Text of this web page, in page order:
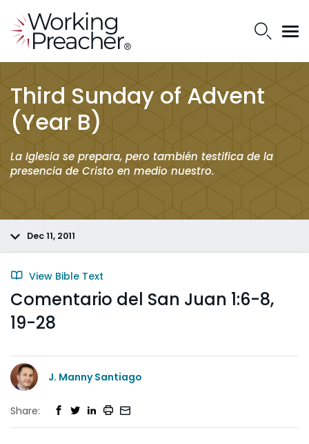
Third Sunday of Advent
(Year B)
La Iglesia se prepara, pero también testifica de la
presencia de Cristo en medio nuestro.
Dec 11, 2011
View Bible Text
Comentario del San Juan 1:6-8,
19-28
J. Manny Santiago
Share: